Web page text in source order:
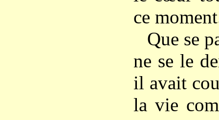
ce
Que se
ne se le
il avait
la vie